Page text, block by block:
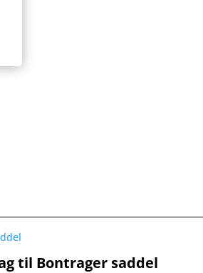
til Bontrager saddel